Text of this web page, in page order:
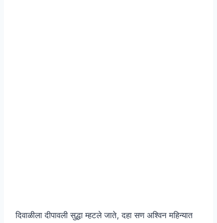
दिवाळीला दीपावली सुद्धा म्हटले जाते, दहा सण अश्विन महिन्यात